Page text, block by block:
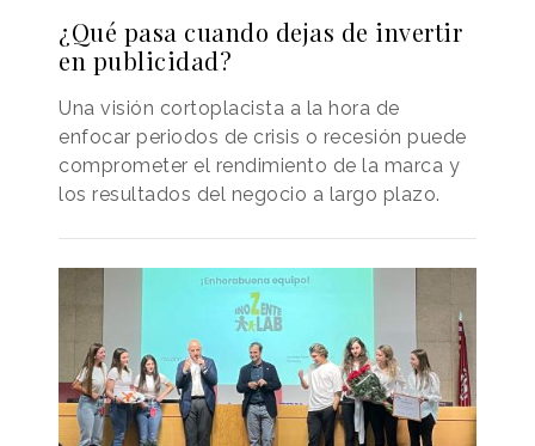
¿Qué pasa cuando dejas de invertir
en publicidad?
Una visión cortoplacista a la hora de
enfocar periodos de crisis o recesión puede
comprometer el rendimiento de la marca y
los resultados del negocio a largo plazo.